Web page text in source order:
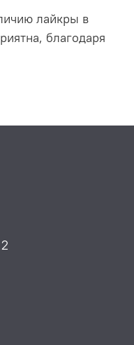
лайкры в
благодаря